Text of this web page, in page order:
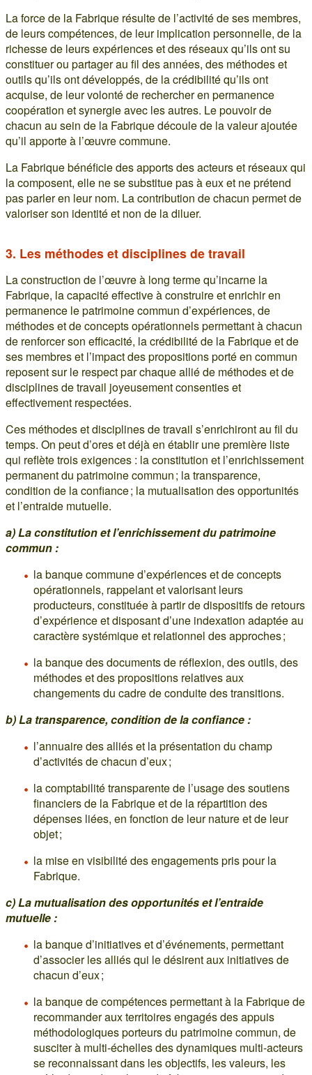
La force de la Fabrique résulte de l’activité de ses membres,
de leurs compétences, de leur implication personnelle, de la
richesse de leurs expériences et des réseaux qu’ils ont su
constituer ou partager au fil des années, des méthodes et
outils qu’ils ont développés, de la crédibilité qu’ils ont
acquise, de leur volonté de rechercher en permanence
coopération et synergie avec les autres. Le pouvoir de
chacun au sein de la Fabrique découle de la valeur ajoutée
qu’il apporte à l’œuvre commune.
La Fabrique bénéficie des apports des acteurs et réseaux qui
la composent, elle ne se substitue pas à eux et ne prétend
pas parler en leur nom. La contribution de chacun permet de
valoriser son identité et non de la diluer.
3. Les méthodes et disciplines de travail
La construction de l’œuvre à long terme qu’incarne la
Fabrique, la capacité effective à construire et enrichir en
permanence le patrimoine commun d’expériences, de
méthodes et de concepts opérationnels permettant à chacun
de renforcer son efficacité, la crédibilité de la Fabrique et de
ses membres et l’impact des propositions porté en commun
reposent sur le respect par chaque allié de méthodes et de
disciplines de travail joyeusement consenties et
effectivement respectées.
Ces méthodes et disciplines de travail s’enrichiront au fil du
temps. On peut d’ores et déjà en établir une première liste
qui reflète trois exigences : la constitution et l’enrichissement
permanent du patrimoine commun ; la transparence,
condition de la confiance ; la mutualisation des opportunités
et l’entraide mutuelle.
a) La constitution et l’enrichissement du patrimoine
commun :
la banque commune d’expériences et de concepts
opérationnels, rappelant et valorisant leurs
producteurs, constituée à partir de dispositifs de retours
d’expérience et disposant d’une indexation adaptée au
caractère systémique et relationnel des approches ;
la banque des documents de réflexion, des outils, des
méthodes et des propositions relatives aux
changements du cadre de conduite des transitions.
b) La transparence, condition de la confiance :
l’annuaire des alliés et la présentation du champ
d’activités de chacun d’eux ;
la comptabilité transparente de l’usage des soutiens
financiers de la Fabrique et de la répartition des
dépenses liées, en fonction de leur nature et de leur
objet ;
la mise en visibilité des engagements pris pour la
Fabrique.
c) La mutualisation des opportunités et l’entraide
mutuelle :
la banque d’initiatives et d’événements, permettant
d’associer les alliés qui le désirent aux initiatives de
chacun d’eux ;
la banque de compétences permettant à la Fabrique de
recommander aux territoires engagés des appuis
méthodologiques porteurs du patrimoine commun, de
susciter à multi-échelles des dynamiques multi-acteurs
se reconnaissant dans les objectifs, les valeurs, les